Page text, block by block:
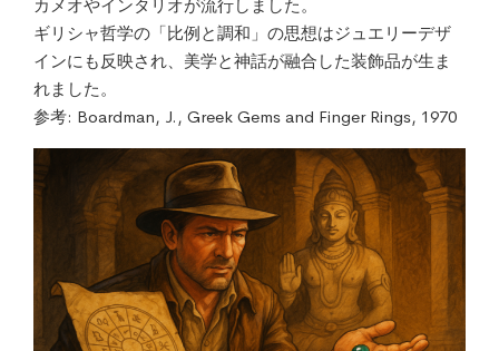
カメオやインタリオが流行しました。
ギリシャ哲学の「比例と調和」の思想はジュエリーデザ
インにも反映され、美学と神話が融合した装飾品が生ま
れました。
参考: Boardman, J., Greek Gems and Finger Rings, 1970